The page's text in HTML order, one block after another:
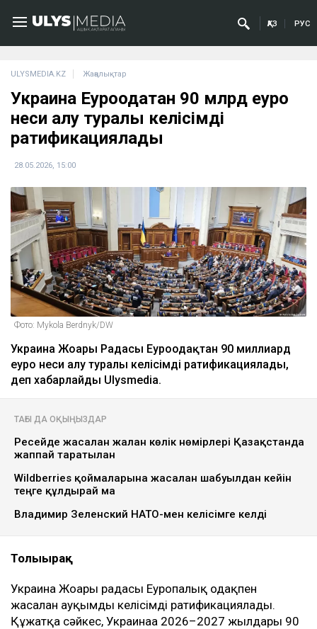
ҚАЗ РУС
ULYSMEDIA.KZ Жаңалықтар
Украина Еуроодақтан 90 млрд еуро
неси алу туралы келісімді
ратификациялады
28.05.2026, 15:00
Фото: Mykola Berdnyk/DW
Украина Жоғары Радасы Еуроодақтан 90 миллиард
еуро неси алу туралы келісімді ратификациялады,
деп хабарлайды Ulysmedia.
ТАҒЫ ДА ОҚЫҢЫЗДАР
Ресейде жасалған жалған көлік нөмірлері Қазақстанда
жаппай таратылған
Wildberries қоймаларына жасалған шабуылдан кейін
теңге құлдырай ма
Владимир Зеленский НАТО-мен келісімге келді
Толығырақ
Украина Жоғарғы радасы Еуропалық одақпен
жасалған ауқымды келісімді ратификациялады.
Құжатқа сәйкес, Украинаға 2026–2027 жылдары 90